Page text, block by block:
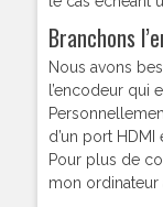
Branchons
Nous avons
l’encodeur qui
d’un port
Pour plus de
mon ordinateur